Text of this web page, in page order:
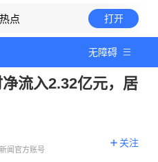
点 打开
无障碍
流入2.32亿元，居
闻官方账号
关注